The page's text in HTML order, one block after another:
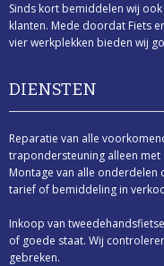
STADSFIETS
MET
TANDEM
ELEKTRISCHE
TANDEMFIETS
TWEE- OF
VOUWFIETSEN
ELEKTRISCHE
VOUWFIETS MET
Sinds kort bemiddelen wij
klanten. Mede doordat Fiets
vier werkplekken bieden wij
DIENSTEN
Reparatie van alle
trapondersteuning alleen
Montage van alle onderdelen
tarief of bemiddeling in
Inkoop van
of goede staat. Wij
gebreken.